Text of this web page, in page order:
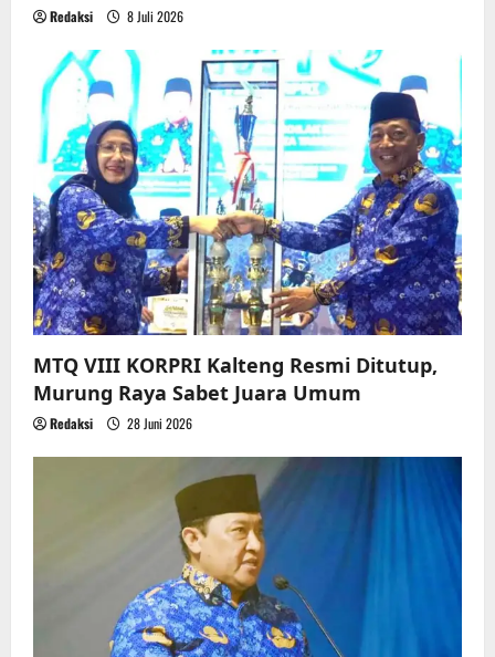
Redaksi 8 Juli 2026
MTQ VIII KORPRI Kalteng Resmi Ditutup,
Murung Raya Sabet Juara Umum
Redaksi 28 Juni 2026